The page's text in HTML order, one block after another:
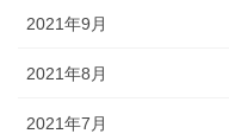
2021年9月
2021年8月
2021年7月